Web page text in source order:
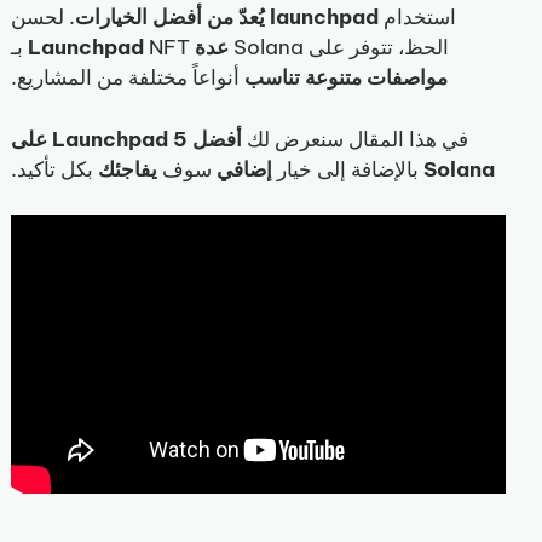
استخدام launchpad يُعدّ من أفضل الخيارات
. لحسن
الحظ، تتوفر على Solana
عدة Launchpad NFT بـ
مواصفات متنوعة تناسب أنواعاً مختلفة من المشاريع.
في هذا المقال سنعرض لك
أفضل 5 Launchpad على
Solana بالإضافة إلى خيار إضافي سوف يفاجئك بكل تأكيد.